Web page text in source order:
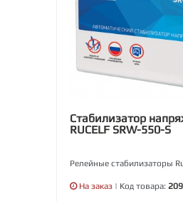
Стабилизатор
RUCELF SRW-550-S
Релейные стабилизаторы
На заказ | Код товара: